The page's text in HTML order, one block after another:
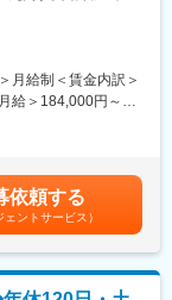
（朝４時の勤務に
ルを活かす・高め
を期待していま
来的に管理職を目
ップクラスのシェ
など、衣料品に欠
一貫してサポート
ベルのレイアウト
トなどを担当いた
いと、安定した働
業所
月給制＜賃金内訳＞
給＞184,000円～
安の金額であり、
(月額)は固定手当を
依頼する
ェントサービス）